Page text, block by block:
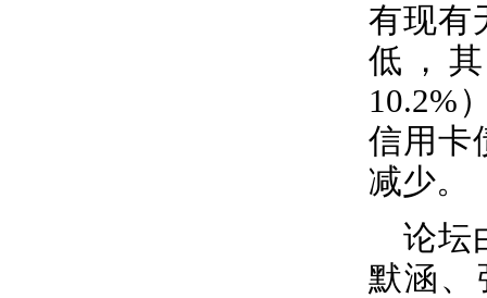
有现有
低，
10.2%
信用卡
减少。
论坛
默涵、